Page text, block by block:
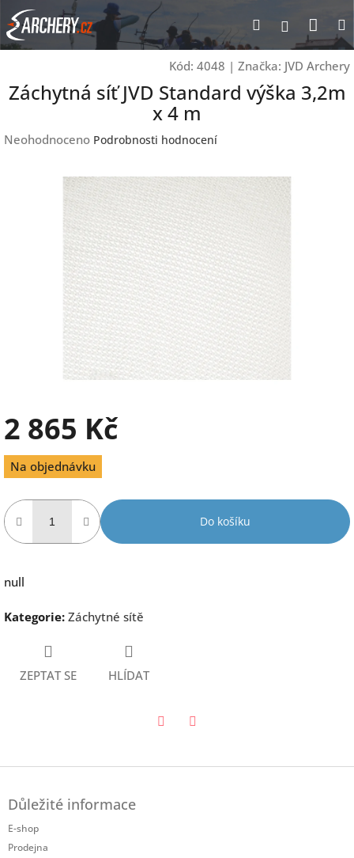
Přejít
na
obsah
Hledat
Kód: 4048 | Značka: JVD Archery
Záchytná síť JVD Standard výška 3,2m
x 4 m
Průměrné
Neohodnoceno Podrobnosti hodnocení
2 865 Kč
Měrná
cena:
Na objednávku
Do košíku
null
Kategorie: Záchytné sítě
ZEPTAT SE HLÍDAT
Důležité informace
E-shop
Prodejna